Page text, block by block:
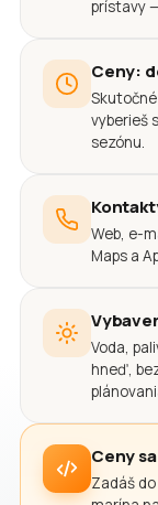
prístavy
Ceny:
vyberieš
sezónu.
Web, e-
Maps a
Voda,
hneď,
Ceny
Zadáš